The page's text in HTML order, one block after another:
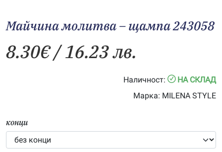
Майчина молитва – щампа 243058
8.30€/ 16.23 лв.
Наличност:
НА СКЛАД
Марка: MILENA STYLE
конци